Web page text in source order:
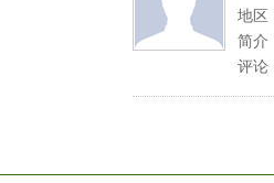
地区
简介
评论